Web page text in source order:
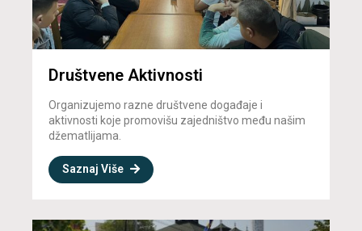
Društvene Aktivnosti
Organizujemo razne društvene događaje i
aktivnosti koje promovišu zajedništvo među našim
džematlijama.
Saznaj Više